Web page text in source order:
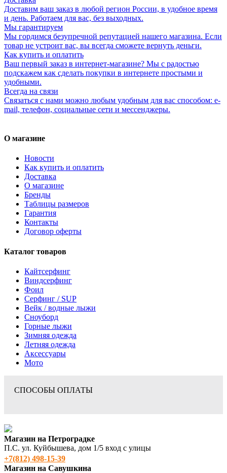
Доставим ваш заказ в любой регион России, в удобное время
и день. Работаем для вас, без выходных.
Мы гарантируем
Мы гордимся безупречной репутацией нашего магазина. Если
товар не устроит вас, вы всегда сможете вернуть деньги.
Как купить и оплатить
Ваш первый заказ в интернет-магазине? Мы с радостью
подскажем как сделать покупки в интернете простыми и
удобными.
Всегда на связи
Связаться с нами можно любым удобным для вас способом: e-
mail, телефон, социальные сети и мессенджеры.
О магазине
Новости
Как купить и оплатить
Доставка
О магазине
Бренды
Таблицы размеров
Гарантия
Контакты
Договор оферты
Каталог товаров
Кайтсерфинг
Виндсерфинг
Фоил
Серфинг / SUP
Вейк / водные лыжи
Сноуборд
Горные лыжи
Зимняя одежда
Летняя одежда
Аксессуары
Мото
СПОСОБЫ ОПЛАТЫ
Магазин на Петроградке
П.С. ул. Куйбышева, дом 1/5 вход с улицы
+7(812) 498‑15-39
Магазин на Савушкина